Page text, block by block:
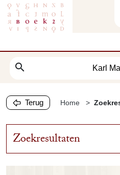
search
Terug Home
Zoekresultaten